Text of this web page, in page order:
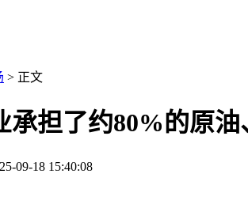
> 正文
承担了约80%的原
09-18 15:40:08